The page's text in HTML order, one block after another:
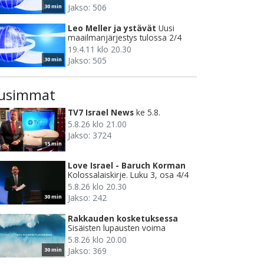
30 min
Jakso: 506
30 min
Leo Meller ja ystävät Uusi
maailmanjärjestys tulossa 2/4
19.4.11 klo 20.30
Jakso: 505
15 min
TV7 Israel News ke 5.8.
5.8.26 klo 21.00
Jakso: 3724
30 min
Love Israel - Baruch Korman
Kolossalaiskirje. Luku 3, osa 4/4
5.8.26 klo 20.30
Jakso: 242
30 min
Rakkauden kosketuksessa
Sisäisten lupausten voima
5.8.26 klo 20.00
Jakso: 369